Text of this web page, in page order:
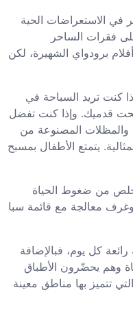
في الاستعراضات الحية
فقرات الساحر
برودواي الشهيرة، لكن
كنت تريد السباحة في
تحت قدميك. وإذا كنت تفضل
والمظلات المصنوعة من
يتمتع الأطفال بمسبح
من ضغوط الحياة
معالجة مع قائمة سبا
كل يوم، فبالإضافة
وهم يحضّرون الأطباق
تتميز بها مناطق معينة